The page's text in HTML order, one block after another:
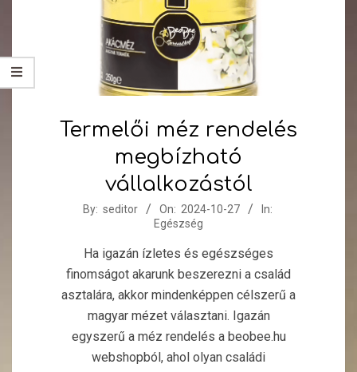
Termelői méz rendelés
megbízható
vállalkozástól
2024-By: seditor On: 2024-10-27
In:
Egészség
Ha igazán ízletes és egészséges
finomságot akarunk beszerezni a család
asztalára, akkor mindenképpen célszerű a
magyar mézet választani. Igazán
egyszerű a méz rendelés a beobee.hu
webshopból, ahol olyan családi